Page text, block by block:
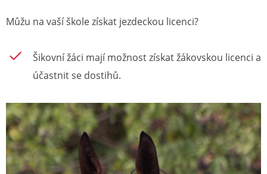
Můžu na vaší škole získat jezdeckou licenci?
Šikovní žáci mají možnost získat žákovskou licenci a
účastnit se dostihů.